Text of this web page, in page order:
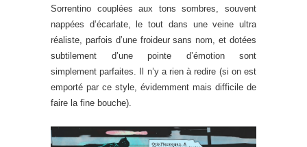
Sorrentino couplées aux tons sombres, souvent
nappées d’écarlate, le tout dans une veine ultra
réaliste, parfois d’une froideur sans nom, et dotées
subtilement d’une pointe d’émotion sont
simplement parfaites. Il n’y a rien à redire (si on est
emporté par ce style, évidemment mais difficile de
faire la fine bouche).